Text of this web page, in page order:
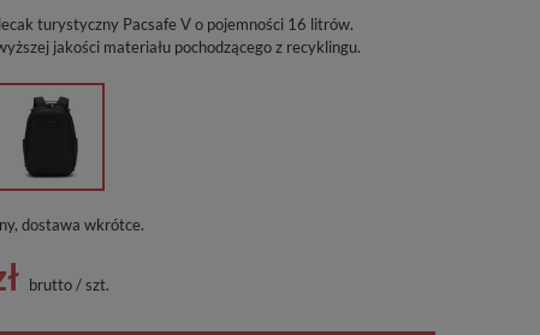
turystyczny Pacsafe V o pojemności 16 litrów.
jakości materiału pochodzącego z recyklingu.
dostawa wkrótce
brutto/szt.